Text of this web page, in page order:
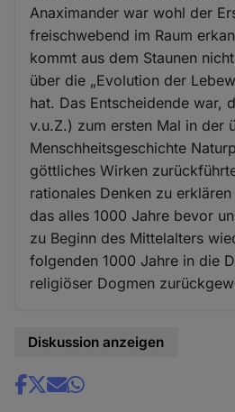
Anaximander war wohl der
freischwebend im Raum
kommt aus dem Staunen
über die „Evolution der
hat. Das Entscheidende war,
v.u.Z.) zum ersten Mal in der
Menschheitsgeschichte
göttliches Wirken
rationales Denken zu
das alles 1000 Jahre bevor
zu Beginn des Mittelalters
folgenden 1000 Jahre in die
religiöser Dogmen
Diskussion anzeigen
Share